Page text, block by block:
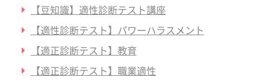
【豆知識】適性診断テスト講座
【適性診断テスト】パワーハラスメント
【適正診断テスト】教育
【適正診断テスト】職業適性